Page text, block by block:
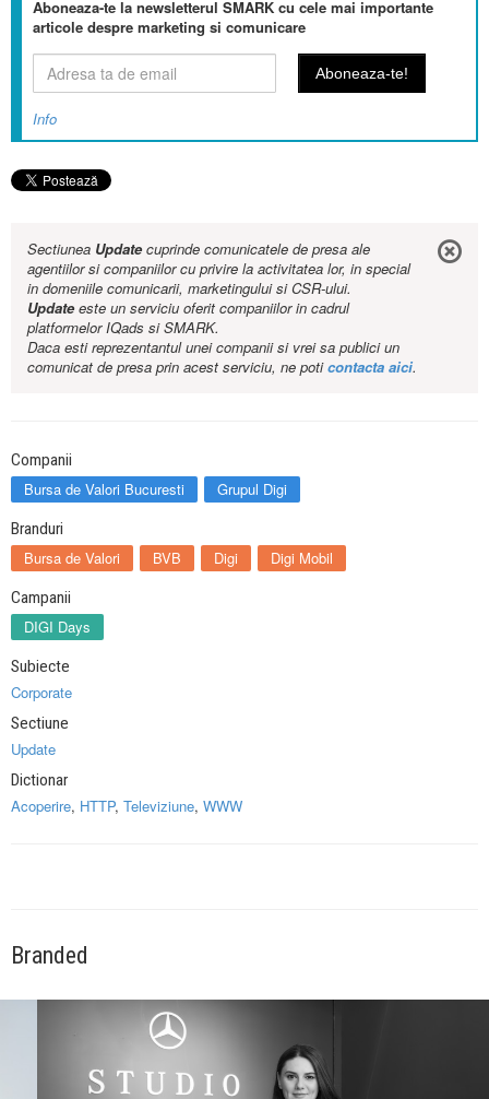
Aboneaza-te la newsletterul SMARK cu cele mai importante
articole despre marketing si comunicare
Info
Sectiunea Updatecuprinde comunicatele de presa ale
agentiilor si companiilor cu privire la activitatea lor, in special
in domeniile comunicarii, marketingului si CSR-ului.
Updateeste un serviciu oferit companiilor in cadrul
platformelor IQads si SMARK.
Daca esti reprezentantul unei companii si vrei sa publici un
comunicat de presa prin acest serviciu, ne poticontacta aici.
Companii
Bursa de Valori Bucuresti Grupul Digi
Branduri
Bursa de Valori BVB Digi Digi Mobil
Campanii
DIGI Days
Subiecte
Corporate
Sectiune
Update
Dictionar
Acoperire, HTTP, Televiziune, WWW
Branded